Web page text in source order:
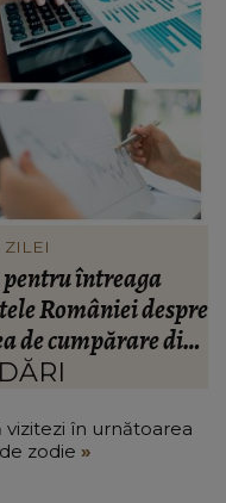
infidelitate? Ce
muzică populară:
înșelat.”
vizitezi în urnătoarea
zodie